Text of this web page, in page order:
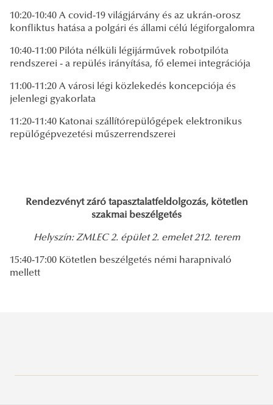
10:20-10:40 A covid-19 világjárvány és az ukrán-orosz
konfliktus hatása a polgári és állami célú légiforgalomra
10:40-11:00 Pilóta nélküli légijárművek robotpilóta
rendszerei - a repülés irányítása, fő elemei integrációja
11:00-11:20 A városi légi közlekedés koncepciója és
jelenlegi gyakorlata
11:20-11:40 Katonai szállítórepülőgépek elektronikus
repülőgépvezetési műszerrendszerei
Rendezvényt záró tapasztalatfeldolgozás, kötetlen
szakmai beszélgetés
Helyszín: ZMLEC 2. épület 2. emelet 212. terem
15:40-17:00 Kötetlen beszélgetés némi harapnivaló
mellett